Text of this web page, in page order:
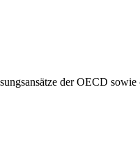
der OECD sowie